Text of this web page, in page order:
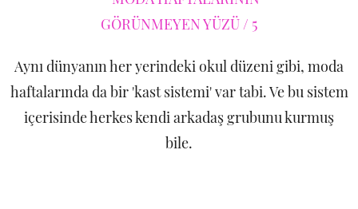
Aynı dünyanın her yerindeki okul düzeni gibi, moda
haftalarında da bir 'kast sistemi' var tabi. Ve bu sistem
içerisinde herkes kendi arkadaş grubunu kurmuş
bile.